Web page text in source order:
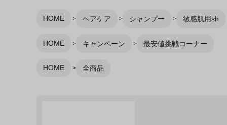
HOME ヘアケア シャンプー 敏感肌用sh
HOME キャンペーン 最安値挑戦コーナー
HOME 全商品